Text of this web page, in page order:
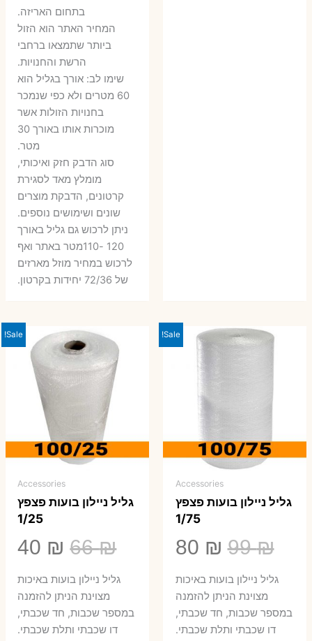
9 ₪.
6 ₪.
בתחום האריזה.
המחיר האתר הוא הזול
ביותר שתמצאו ברחבי
הרשת והחנויות.
שימו לב: אורך בגליל הוא
60 מטרים ולא כפי שנמכר
בחנויות הזולות אשר
מוכרות אותו באורך 30
מטר.
סוג הדבק חזק ואיכותי,
מומלץ מאד לסגירת
קרטונים, הדבקת מוצרים
שונים ושימושים נוספים.
ניתן לרכוש גם גליל באורך
120 -110מטר באתר ואף
לרכוש במחיר מוזל מארזים
של 72/36 יחידות בקרטון.
Sale!
Accessories
גליל ניילון בועות פצפץ
1/75
99₪
המחיר
המקורי
היה:
99 ₪.
80 ₪
הנוכחיגליל ניילון בועות באיכות
מצוינת הניתן להזמנה
במספר שכבות, חד שכבתי,
דו שכבתי ותלת שכבתי.
Sale!
Accessories
גליל ניילון בועות פצפץ
1/25
66₪
המחיר
המקורי
היה:
66 ₪.
40 ₪
₪.
גליל ניילון בועות באיכות
מצוינת הניתן להזמנה
במספר שכבות, חד שכבתי,
דו שכבתי ותלת שכבתי.